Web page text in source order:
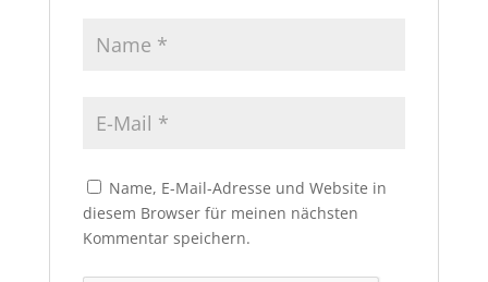
Name, E-Mail-Adresse und Website in
diesem Browser für meinen nächsten
Kommentar speichern.